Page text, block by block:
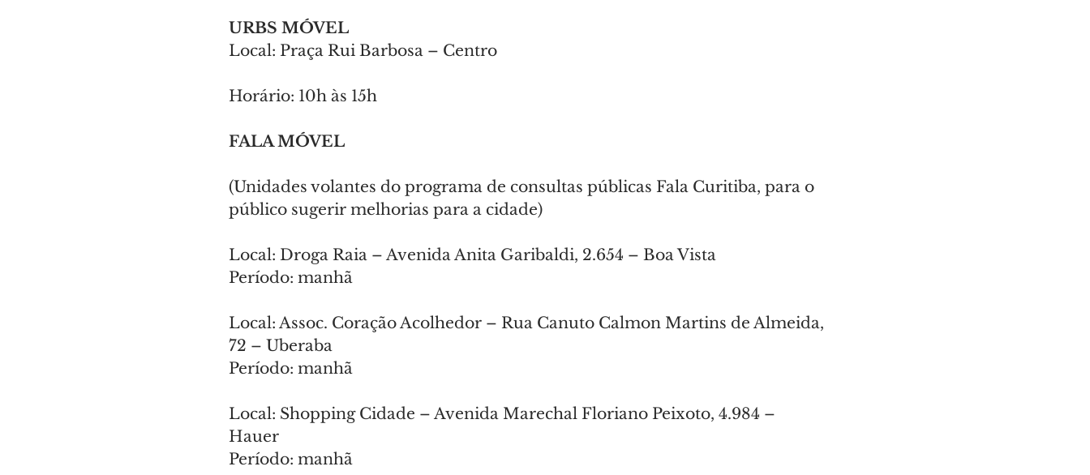
URBS MÓVEL
Local: Praça Rui Barbosa – Centro
Horário: 10h às 15h
FALA MÓVEL
(Unidades volantes do programa de consultas públicas Fala Curitiba, para o
público sugerir melhorias para a cidade)
Local: Droga Raia – Avenida Anita Garibaldi, 2.654 – Boa Vista
Período: manhã
Local: Assoc. Coração Acolhedor – Rua Canuto Calmon Martins de Almeida,
72 – Uberaba
Período: manhã
Local: Shopping Cidade – Avenida Marechal Floriano Peixoto, 4.984 –
Hauer
Período: manhã